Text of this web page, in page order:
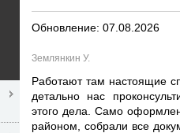
Обновление: 07.08.2026
Землянкин У.
Работают там настоящие
детально нас
этого дела. Само
районом, собрали все